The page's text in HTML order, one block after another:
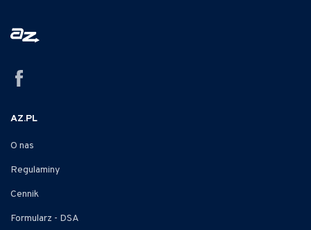
AZ.PL
O nas
Regulaminy
Cennik
Formularz - DSA